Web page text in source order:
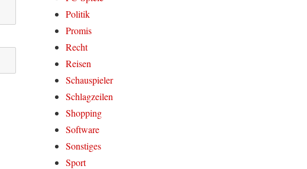
Politik
Promis
Recht
Reisen
Schauspieler
Schlagzeilen
Shopping
Software
Sonstiges
Sport